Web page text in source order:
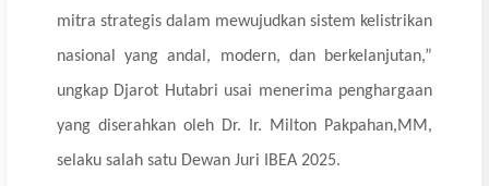
mitra strategis dalam mewujudkan sistem kelistrikan
nasional yang andal, modern, dan berkelanjutan,”
ungkap Djarot Hutabri usai menerima penghargaan
yang diserahkan oleh Dr. Ir. Milton Pakpahan,MM,
selaku salah satu Dewan Juri IBEA 2025.